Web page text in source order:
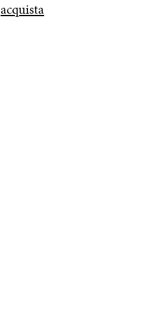
acquista